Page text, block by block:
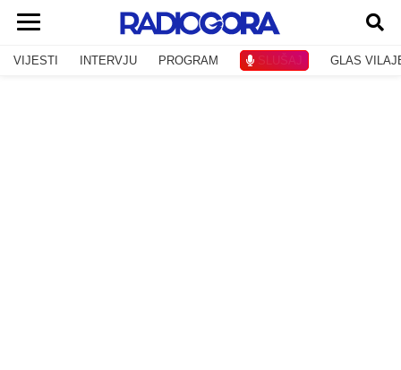
VIJESTI INTERVJU PROGRAM SLUŠAJ GLAS